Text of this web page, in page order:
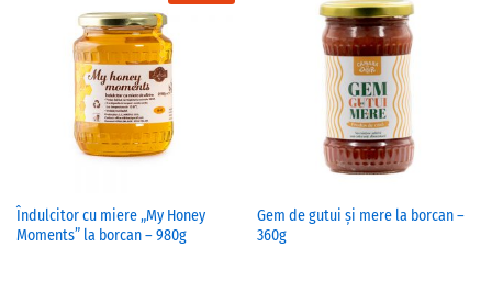
Îndulcitor cu miere „My Honey
Moments” la borcan – 980g
Gem de gutui și mere la borcan –
360g